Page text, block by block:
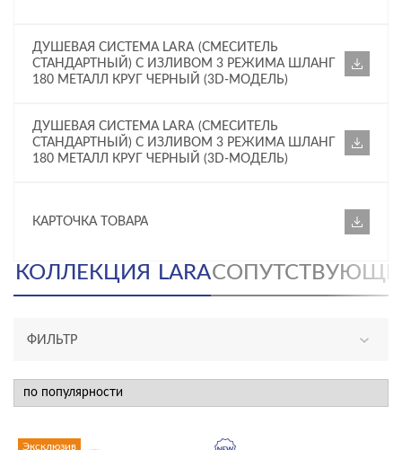
ДУШЕВАЯ СИСТЕМА LARA (СМЕСИТЕЛЬ
СТАНДАРТНЫЙ) С ИЗЛИВОМ 3 РЕЖИМА ШЛАНГ
180 МЕТАЛЛ КРУГ ЧЕРНЫЙ (3D-МОДЕЛЬ)
ДУШЕВАЯ СИСТЕМА LARA (СМЕСИТЕЛЬ
СТАНДАРТНЫЙ) С ИЗЛИВОМ 3 РЕЖИМА ШЛАНГ
180 МЕТАЛЛ КРУГ ЧЕРНЫЙ (3D-МОДЕЛЬ)
КАРТОЧКА ТОВАРА
КОЛЛЕКЦИЯ LARA
ФИЛЬТР
новинка
эксклюзив
Эксклюзив